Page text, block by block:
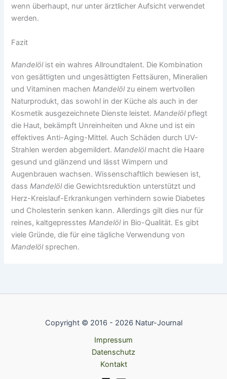
wenn überhaupt, nur unter ärztlicher Aufsicht verwendet
werden.
Fazit
Mandelölist ein wahres Allroundtalent. Die Kombination
von gesättigten und ungesättigten Fettsäuren, Mineralien
und Vitaminen machen Mandelölzu einem wertvollen
Naturprodukt, das sowohl in der Küche als auch in der
Kosmetik ausgezeichnete Dienste leistet. Mandelölpflegt
die Haut, bekämpft Unreinheiten und Akne und ist ein
effektives Anti-Aging-Mittel. Auch Schäden durch UV-
Strahlen werden abgemildert. Mandelölmacht die Haare
gesund und glänzend und lässt Wimpern und
Augenbrauen wachsen. Wissenschaftlich bewiesen ist,
dass Mandelöldie Gewichtsreduktion unterstützt und
Herz-Kreislauf-Erkrankungen verhindern sowie Diabetes
und Cholesterin senken kann. Allerdings gilt dies nur für
reines, kaltgepresstes Mandelölin Bio-Qualität. Es gibt
viele Gründe, die für eine tägliche Verwendung von
Mandelölsprechen.
Copyright © 2016 - 2026 Natur-Journal
Impressum
Datenschutz
Kontakt